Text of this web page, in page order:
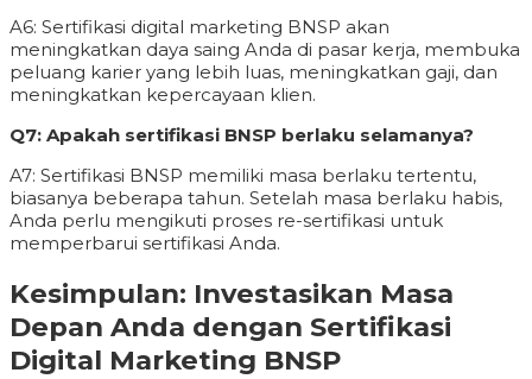
A6: Sertifikasi digital marketing BNSP akan
meningkatkan daya saing Anda di pasar kerja, membuka
peluang karier yang lebih luas, meningkatkan gaji, dan
meningkatkan kepercayaan klien.
Q7: Apakah sertifikasi BNSP berlaku selamanya?
A7: Sertifikasi BNSP memiliki masa berlaku tertentu,
biasanya beberapa tahun. Setelah masa berlaku habis,
Anda perlu mengikuti proses re-sertifikasi untuk
memperbarui sertifikasi Anda.
Kesimpulan: Investasikan Masa
Depan Anda dengan Sertifikasi
Digital Marketing BNSP